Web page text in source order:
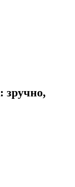
зручно,